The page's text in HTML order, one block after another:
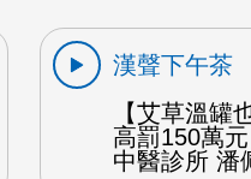
漢聲下午茶
【艾草溫罐
高罰150萬
中醫診所 潘